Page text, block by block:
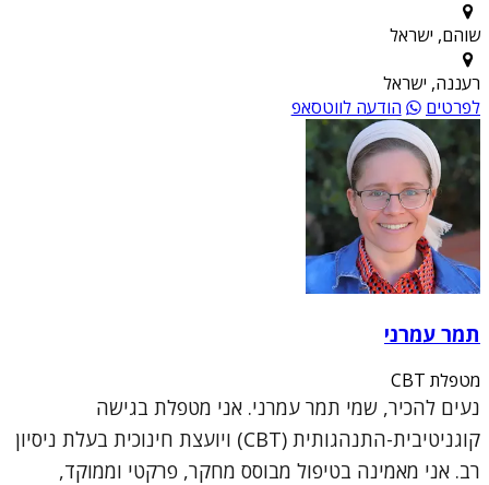
שוהם, ישראל
רעננה, ישראל
לפרטים
הודעה לווטסאפ
תמר עמרני
מטפלת CBT
נעים להכיר, שמי תמר עמרני. אני מטפלת בגישה
קוגניטיבית-התנהגותית (CBT) ויועצת חינוכית בעלת ניסיון
רב. אני מאמינה בטיפול מבוסס מחקר, פרקטי וממוקד,